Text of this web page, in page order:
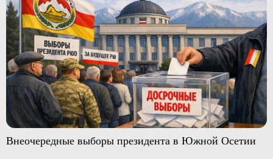
Внеочередные выборы президента в Южной Осетии